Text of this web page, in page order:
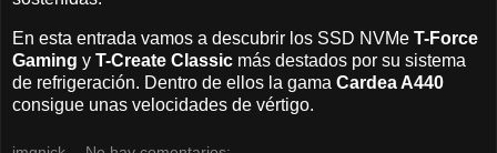
En esta entrada vamos a descubrir los SSD NVMe T-Force
Gaming y T-Create Classic más destados por su sistema
de refrigeración. Dentro de ellos la gama Cardea A440
consigue unas velocidades de vértigo.